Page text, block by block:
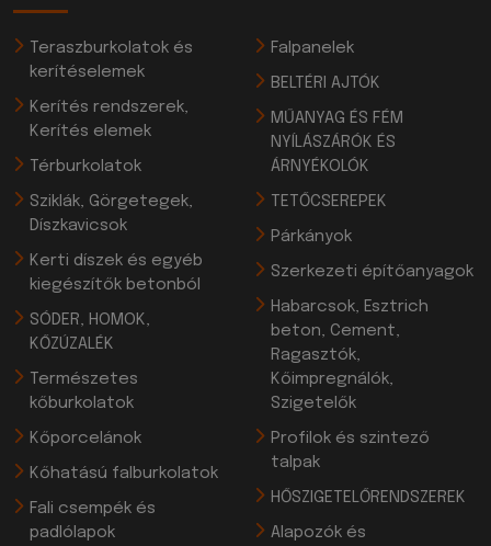
Teraszburkolatok és
kerítéselemek
Kerítés rendszerek,
Kerítés elemek
Térburkolatok
Sziklák, Görgetegek,
Díszkavicsok
Kerti díszek és egyéb
kiegészítők betonból
SÓDER, HOMOK,
KŐZÚZALÉK
Természetes
kőburkolatok
Kőporcelánok
Kőhatású falburkolatok
Fali csempék és
padlólapok
Falpanelek
BELTÉRI AJTÓK
MŰANYAG ÉS FÉM
NYÍLÁSZÁRÓK ÉS
ÁRNYÉKOLÓK
TETŐCSEREPEK
Párkányok
Szerkezeti építőanyagok
Habarcsok, Esztrich
beton, Cement,
Ragasztók,
Kőimpregnálók,
Szigetelők
Profilok és szintező
talpak
HŐSZIGETELŐRENDSZEREK
Alapozók és